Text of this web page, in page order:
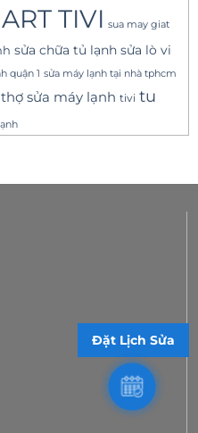
TIVI sua may giat
sửa chữa tủ lạnh sửa lò vi
quận 1 sửa máy lạnh tại nhà tphcm
thợ sửa máy lạnh tivi tu
Đặt Lịch Sửa